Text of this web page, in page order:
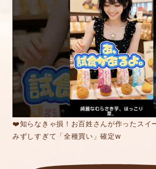
❤️知らなきゃ損！お百姓さんが作ったスイ
みずしすぎて「全種買い」確定w